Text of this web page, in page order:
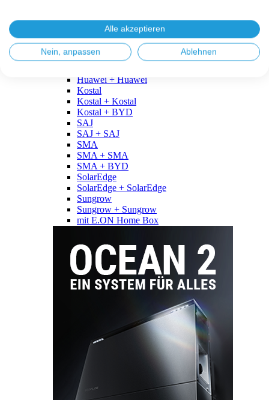
Fronius + BYD
GoodWe
GoodWe + GoodWe
GoodWe + BYD
Huawei + Huawei
Kostal
Kostal + Kostal
Kostal + BYD
SAJ
SAJ + SAJ
SMA
SMA + SMA
SMA + BYD
SolarEdge
SolarEdge + SolarEdge
Sungrow
Sungrow + Sungrow
mit E.ON Home Box
Alle akzeptieren
Nein, anpassen Ablehnen